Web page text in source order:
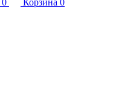
0 Корзина 0